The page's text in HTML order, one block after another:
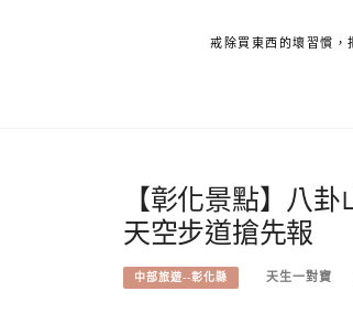
戒除買東西的壞習慣，
【彰化景點】八
天空步道搶先報
中部旅遊--彰化縣 天生一對寶